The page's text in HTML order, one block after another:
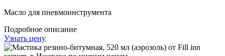
Масло для пневмоинструмента
Подробное описание
Узнать цену